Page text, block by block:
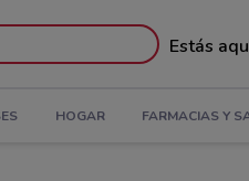
Estás
HOGAR FARMACIAS Y